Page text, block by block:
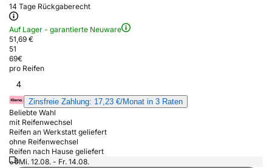
14 Tage Rückgaberecht
Auf Lager - garantierte Neuware
51,69 €
51
69€
pro Reifen
4
Zinsfreie Zahlung: 17,23 €/Monat in 3 Raten
Beliebte Wahl
mit Reifenwechsel
Reifen an Werkstatt geliefert
ohne Reifenwechsel
Reifen nach Hause geliefert
Mi. 12.08. - Fr. 14.08.